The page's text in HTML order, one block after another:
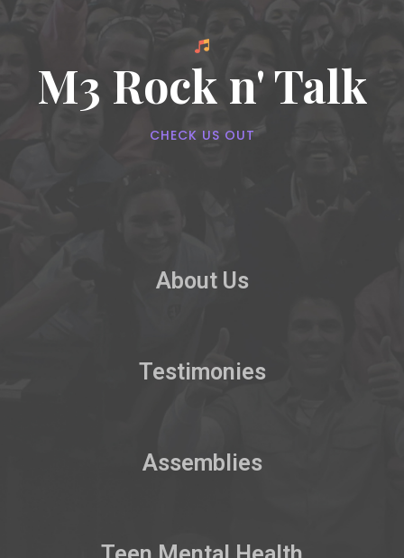
M3 Rock n' Talk
CHECK US OUT
About Us
Testimonies
Assemblies